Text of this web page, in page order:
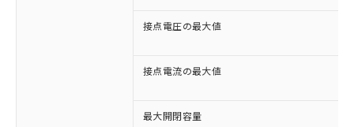
接点電圧の最大値
接点電流の最大値
最大開閉容量